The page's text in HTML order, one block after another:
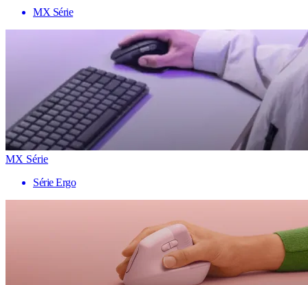
MX Série
MX Série
Série Ergo